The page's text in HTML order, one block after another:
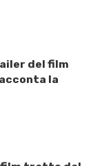
del film
la